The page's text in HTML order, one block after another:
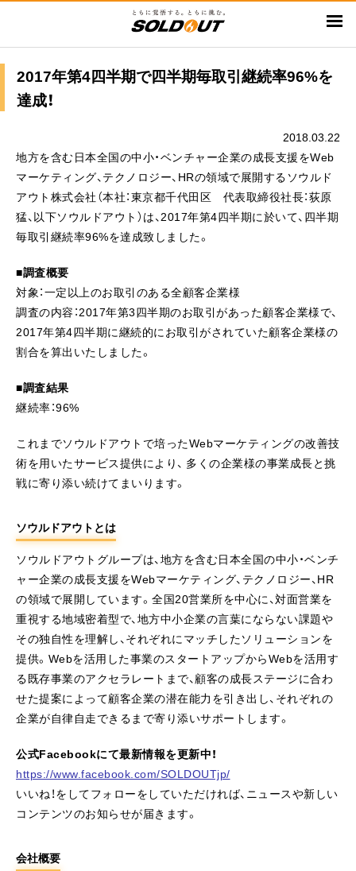
ン
テ
2017年第4四半期で四半期毎取引継続率96%を
達成！
2018.03.22
地方を含む日本全国の中小・ベンチャー企業の成長支援をWeb
マーケティング、テクノロジー、HRの領域で展開するソウルド
アウト株式会社（本社：東京都千代田区 代表取締役社長：荻原
猛、以下ソウルドアウト）は、2017年第4四半期に於いて、四半期
毎取引継続率96%を達成致しました。
■調査概要
対象：一定以上のお取引のある全顧客企業様
調査の内容：2017年第3四半期のお取引があった顧客企業様で、
2017年第4四半期に継続的にお取引がされていた顧客企業様の
割合を算出いたしました。
■調査結果
継続率：96%
これまでソウルドアウトで培ったWebマーケティングの改善技
術を用いたサービス提供により、 多くの企業様の事業成長と挑
戦に寄り添い続けてまいります。
ソウルドアウトとは
ソウルドアウトグループは、地方を含む日本全国の中小・ベンチ
ャー企業の成長支援をWebマーケティング、テクノロジー、HR
の領域で展開しています。全国20営業所を中心に、対面営業を
重視する地域密着型で、地方中小企業の言葉にならない課題や
その独自性を理解し、それぞれにマッチしたソリューションを
提供。Webを活用した事業のスタートアップからWebを活用す
る既存事業のアクセラレートまで、顧客の成長ステージに合わ
せた提案によって顧客企業の潜在能力を引き出し、それぞれの
企業が自律自走できるまで寄り添いサポートします。
公式Facebookにて最新情報を更新中！
https://www.facebook.com/SOLDOUTjp/
いいね！をしてフォローをしていただければ、ニュースや新しい
コンテンツのお知らせが届きます。
会社概要